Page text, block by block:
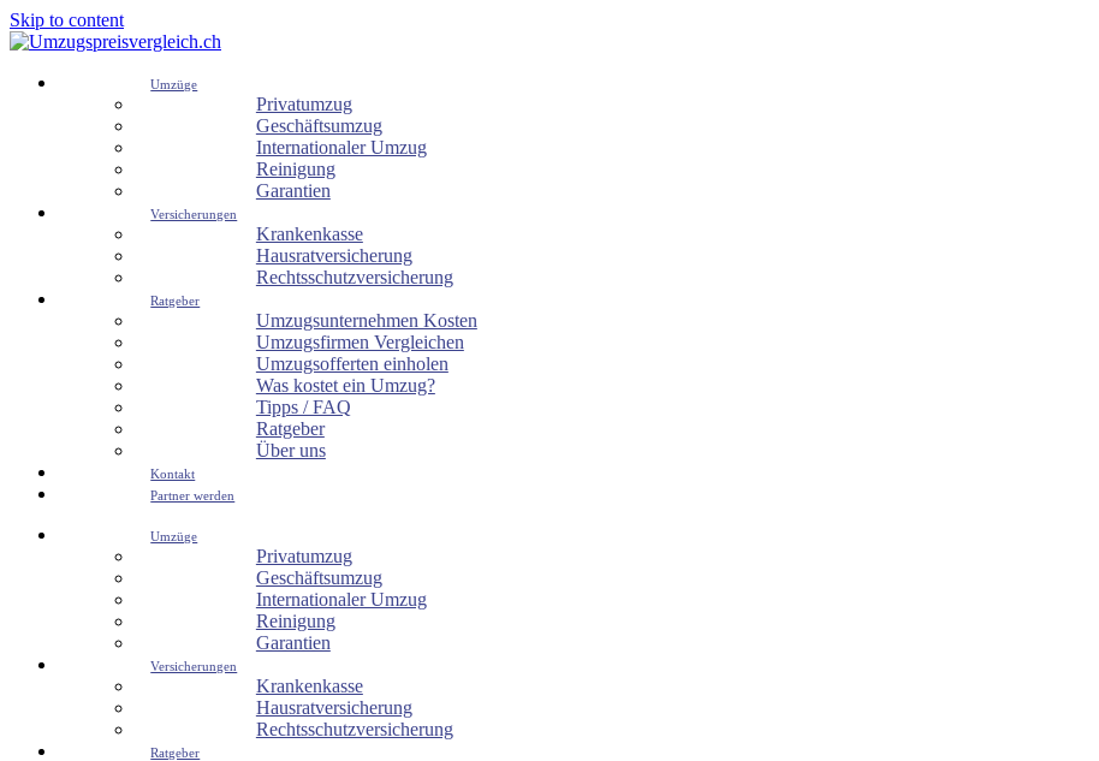
Skip to content
Umzüge
Privatumzug
Geschäftsumzug
Internationaler Umzug
Reinigung
Garantien
Versicherungen
Krankenkasse
Hausratversicherung
Rechtsschutzversicherung
Ratgeber
Umzugsunternehmen Kosten
Umzugsfirmen Vergleichen
Umzugsofferten einholen
Was kostet ein Umzug?
Tipps / FAQ
Ratgeber
Über uns
Kontakt
Partner werden
Umzüge
Privatumzug
Geschäftsumzug
Internationaler Umzug
Reinigung
Garantien
Versicherungen
Krankenkasse
Hausratversicherung
Rechtsschutzversicherung
Ratgeber